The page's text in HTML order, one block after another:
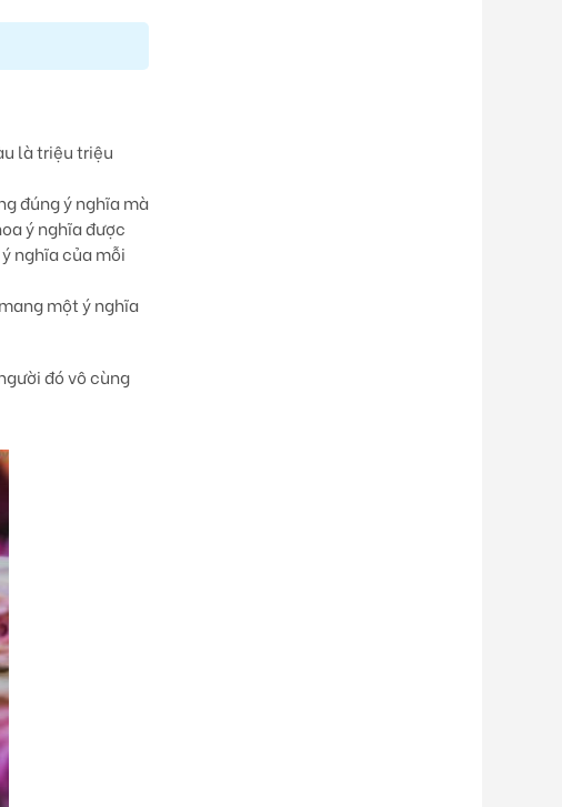
là triệu triệu
đúng ý nghĩa mà
ý nghĩa được
nghĩa của mỗi
một ý nghĩa
đó vô cùng